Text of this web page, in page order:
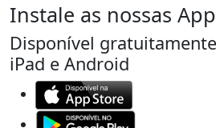
Instale as nossas
Disponível
iPad e Android